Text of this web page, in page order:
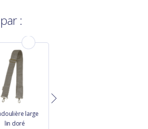
:
large
lin doré